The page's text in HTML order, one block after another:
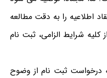
اطلاعیه را به دقت مطالعه
کلیه شرایط الزامی، ثبت نام
درخواست ثبت نام از وضوح